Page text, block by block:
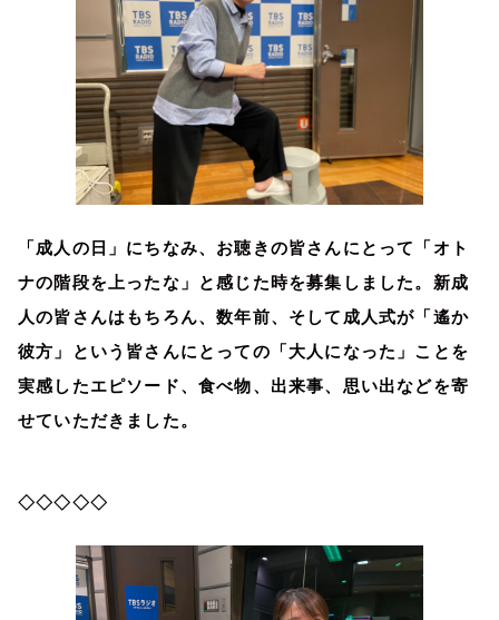
「成人の日」にちなみ、お聴きの皆さんにとって「オト
ナの階段を上ったな」と感じた時を募集しました。新成
人の皆さんはもちろん、数年前、そして成人式が「遙か
彼方」という皆さんにとっての「大人になった」ことを
実感したエピソード、食べ物、出来事、思い出などを寄
せていただきました。
◇◇◇◇◇